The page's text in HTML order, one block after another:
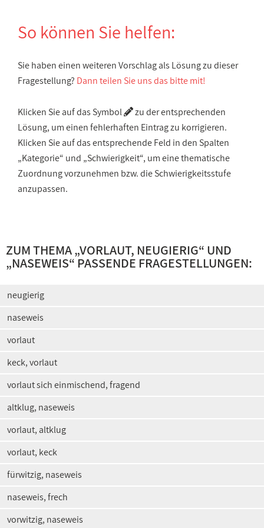
So können Sie helfen:
Sie haben einen weiteren Vorschlag als Lösung zu dieser
Fragestellung? Dann teilen Sie uns das bitte mit!
Klicken Sie auf das Symbol
zu der entsprechenden
Lösung, um einen fehlerhaften Eintrag zu korrigieren.
Klicken Sie auf das entsprechende Feld in den Spalten
„Kategorie“ und „Schwierigkeit“, um eine thematische
Zuordnung vorzunehmen bzw. die Schwierigkeitsstufe
anzupassen.
ZUM THEMA „VORLAUT, NEUGIERIG“ UND
„NASEWEIS“ PASSENDE FRAGESTELLUNGEN:
neugierig
naseweis
vorlaut
keck, vorlaut
vorlaut sich einmischend, fragend
altklug, naseweis
vorlaut, altklug
vorlaut, keck
fürwitzig, naseweis
naseweis, frech
vorwitzig, naseweis